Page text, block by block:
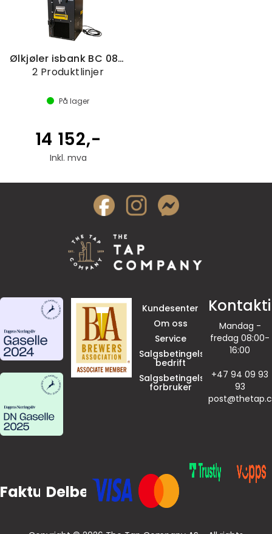
Ølkjøler isbank BC 082-A
2 Produktlinjer
På lager
14 152,-
Inkl. mva
Kundesenter
Om oss
Service
Salgsbetingelser
bedrift
Salgsbetingelser
forbruker
Mandag -
fredag 08:00-
16:00
+47 94 09 93
93
FakturaDelbetaling